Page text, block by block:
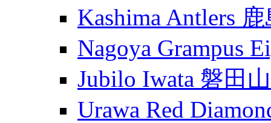
Kashima Antlers
Nagoya Grampus
Jubilo Iwata 磐田
Urawa Red